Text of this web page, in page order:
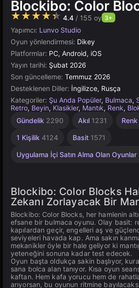
Blockibo: Color
★★★★★ 4.4 / 155 oy 3+
Yapımcı: Lunvo Studio
Oyun yönlendirmesi: Dikey
Platformlar: PC, Android, iOS
Yayın tarihi: Şubat 2026
Son güncelleme: Temmuz 2026
Desteklenen Diller: İngilizce, Rusça
Kategoriler: Şu Anda Popüler, Bulmaca,
Retro, Beyin, Klasikler, Mantık, Renk,
Gündelik 2290 Akıl 1231
1 Kişilik 4124 Basit 1571
Uygulama İçi Satın Alma Olan Oyunlar
Blockibo: Color Blocks
Zekanı Zorlayacak Bir
Blockibo: Color Blocks, her hamlenin
efsane bir bulmaca oyunu. Olay basit:
kapılardan geçir, engelleri aş ve
seviyeleri havada kap. Ama sakın
mekanikler öyle bir hale geliyor ki
yeteneğini sonuna kadar test edecek.
Oyun başta oldukça sakin başlıyor,
sana bolca alan tanıyor. Kısa oyun
kaftan. Hem kafa yorucu hem de
arıyorsan, bu oyunun ritmine